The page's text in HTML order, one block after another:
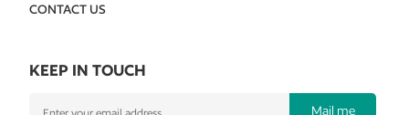
CONTACT US
KEEP IN TOUCH
Mail me